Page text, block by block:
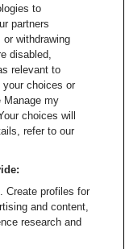
Pommery
le site de Le
Le logo Lillet en
Visitez le site
Gazet van
Visitez le site
partie debe•at
Antwerpen
4925 0067 - BIC:
to
partners
withdrawing
disabled,
relevant to
your choices or
Manage my
choices will
refer to our
Create profiles for
and content,
research and